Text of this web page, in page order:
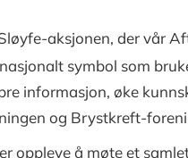
aksjonen, der vår
symbol som
informasjon, øke
og Brystkreft-
oppleve å møte et